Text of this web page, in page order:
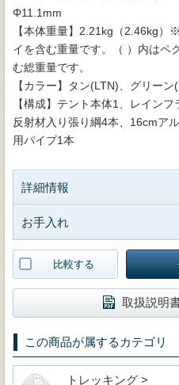
Φ11.1mm
【本体重量】2.21kg（2.46kg
イを含む重量です。（ ）内はペ
む総重量です。
【カラー】タン(LTN)、グリーン
【構成】テント本体1、レイン
反射材入り張り綱4本、16cmア
用パイプ1本
詳細情報
お手入れ
比較する
取扱説明
この商品が属するカテゴリ
トレッキング >